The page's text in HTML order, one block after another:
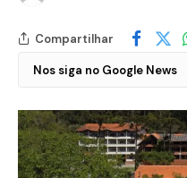
Compartilhar
Nos siga no Google News